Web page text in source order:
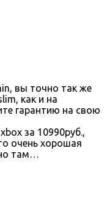
вы точно так же
как и на
гарантию на свою
за 10990руб.,
очень хорошая
там…